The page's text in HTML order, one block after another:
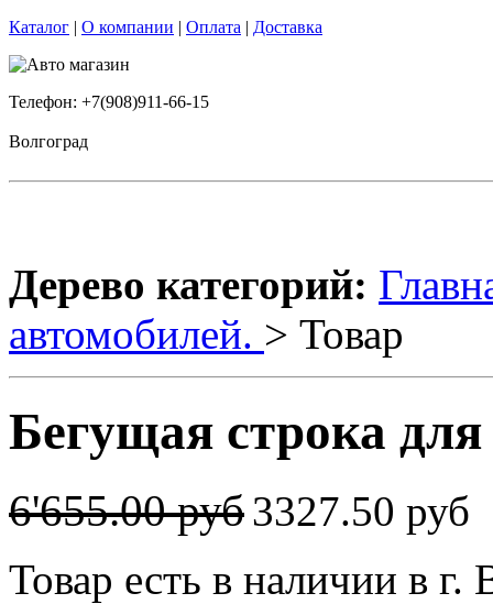
Каталог | О компании | Оплата | Доставка
Телефон: +7(908)911-66-15
Волгоград
Дерево категорий:
автомобилей. > Товар
Бегущая строка
6'655.00 руб3327.50 руб
Товар есть в наличии в г.